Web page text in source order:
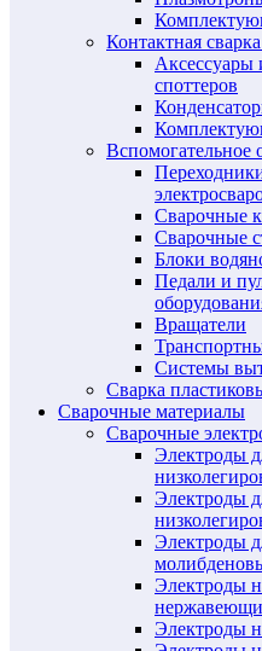
Контактная
Аксессуары
споттеров
Вспомогательное
Сварочные
Сварочные
Блоки
Педали и
Вращатели
Системы
Сварка
Сварочные материалы
Сварочные
Электроды
Электроды
Электроды
Электроды
Электроды